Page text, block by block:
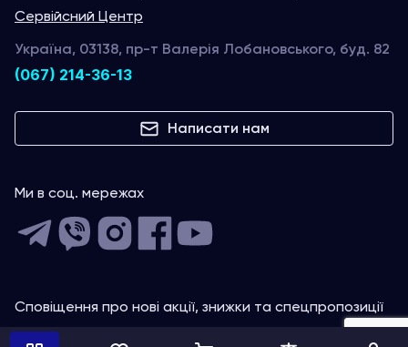
Сервійсний Центр
Україна, 03138, пр-т Валерія Лобановського, буд. 82
(067) 214-36-13
Написати нам
Ми в соц. мережах
Сповіщення про нові акції, знижки та спецпропозиції